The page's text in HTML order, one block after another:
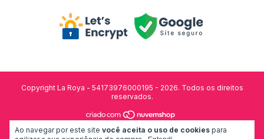
Ao navegar por este site você aceita o uso de cookies para
Copyright La Roya - 54173976000195 - 2026. Todos os direitos
reservados.
desenvolvido por: